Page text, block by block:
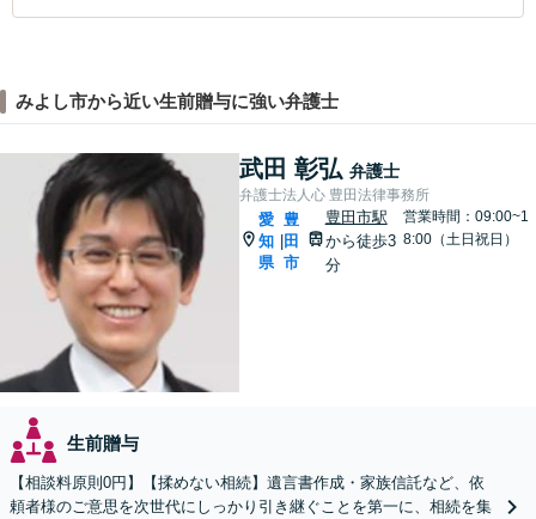
みよし市から近い生前贈与に強い弁護士
武田 彰弘 弁護士
弁護士法人心 豊田法律事務所
愛
知
県
豊
田
市
豊田市駅
から徒歩3
分
営業時間：09:00~1
8:00（土日祝日）
生前贈与
【相談料原則0円】【揉めない相続】遺言書作成・家族信託など、依
頼者様のご意思を次世代にしっかり引き継ぐことを第一に、相続を集